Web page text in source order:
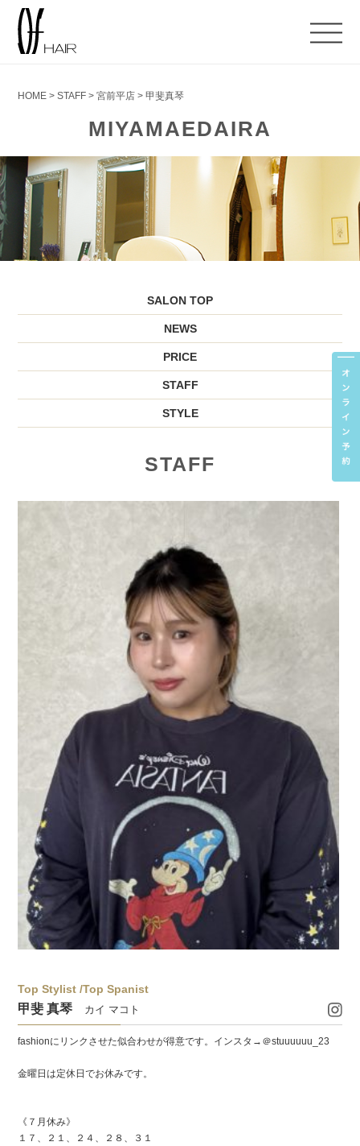
HOME >STAFF >宮前平店 >甲斐真琴
MIYAMAEDAIRA
SALON TOP
NEWS
PRICE
STAFF
STYLE
STAFF
Top Stylist /Top Spanist
甲斐 真琴 カイ マコト
fashionにリンクさせた似合わせが得意です。インスタ→＠stuuuuuu_23
金曜日は定休日でお休みです。
《７月休み》
１７、２１、２４、２８、３１